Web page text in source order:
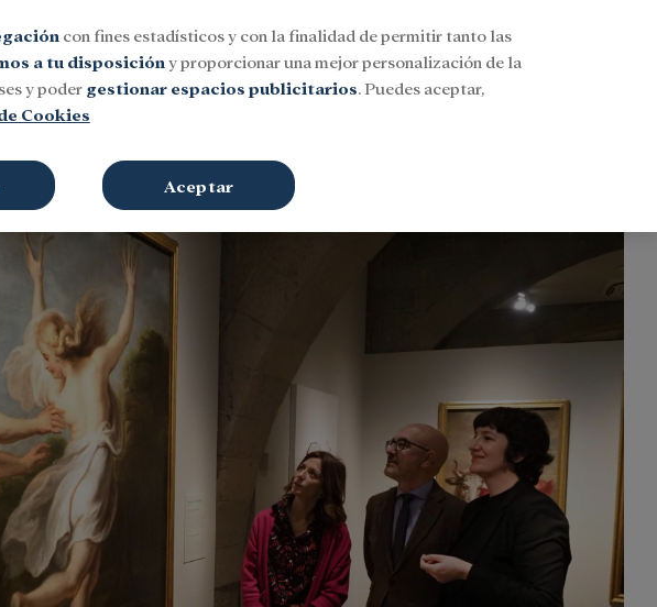
Iniciar sesión Buscar
con fines estadísticos y con la finalidad de permitir tanto las
a tu disposición y proporcionar una mejor personalización de la
y poder gestionar espacios publicitarios. Puedes aceptar,
Cookies
Aceptar